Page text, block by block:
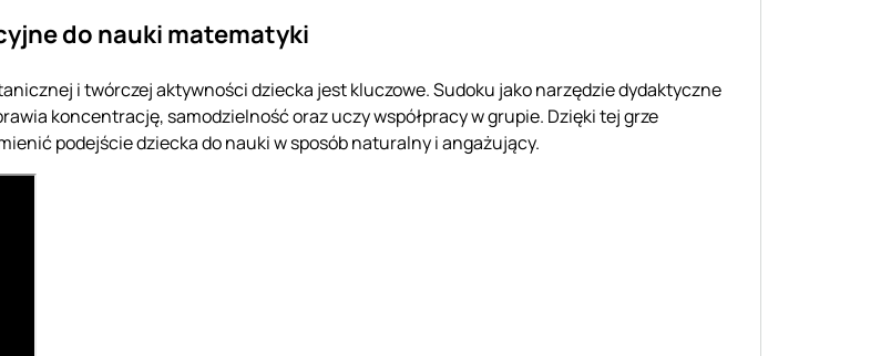
do nauki matematyki
i twórczej aktywności dziecka jest kluczowe. Sudoku jako narzędzie dydaktyczne
koncentrację, samodzielność oraz uczy współpracy w grupie. Dzięki tej grze
podejście dziecka do nauki w sposób naturalny i angażujący.